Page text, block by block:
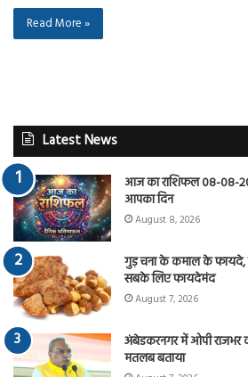
Read More »
Latest News
आज का राशिफल 08-08-
आपका दिन
August 8, 2026
गुड़ चना के कमाल के फायदे,
सबके लिए फायदेमंद
August 7, 2026
अंबेडकरनगर में ओपी राजभर
मतलब बताया